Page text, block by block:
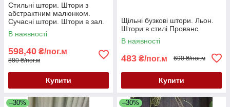
Стильні штори. Штори з
абстрактним малюнком.
Сучасні штори. Штори в зал.
Штори в спальню. Модні
штори
В наявності
598,40 ₴/пог.м
880 ₴/пог.м
Купити
Щільні бузкові штори. Льон.
Штори в стилі Прованс
В наявності
483 ₴/пог.м 690 ₴/пог.м
Купити
–30% –30%